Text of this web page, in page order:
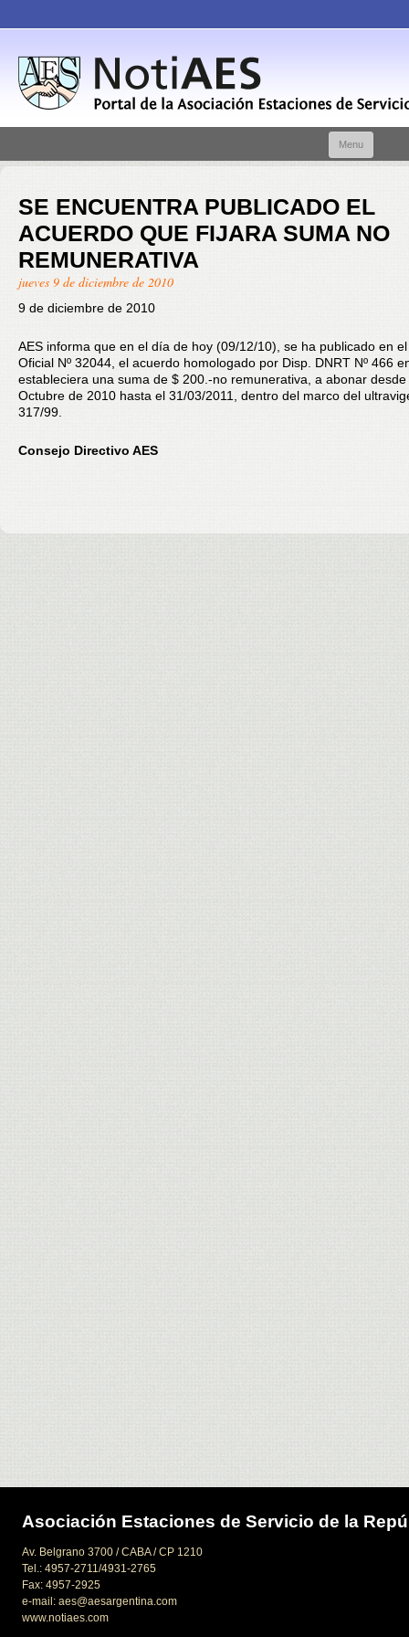
Menu
SE ENCUENTRA PUBLICADO EL
ACUERDO QUE FIJARA SUMA NO
REMUNERATIVA
jueves 9 de diciembre de 2010
9 de diciembre de 2010
AES informa que en el día de hoy (09/12/10), se ha publicado en
Oficial Nº 32044, el acuerdo homologado por Disp. DNRT Nº 466
estableciera una suma de $ 200.-no remunerativa, a abonar desde
Octubre de 2010 hasta el 31/03/2011, dentro del marco del
317/99.
Consejo Directivo AES
Asociación Estaciones de Servicio de la
Av. Belgrano 3700 / CABA / CP 1210
Tel.: 4957-2711/4931-2765
Fax: 4957-2925
e-mail: aes@aesargentina.com
www.notiaes.com